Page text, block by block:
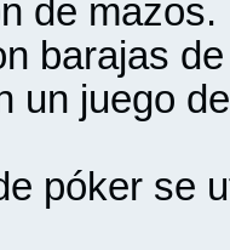
de mazos.
barajas
un juego
póker se